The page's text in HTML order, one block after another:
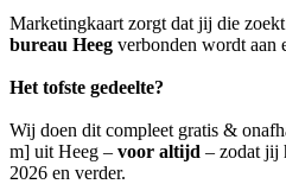
Marketingkaart zorgt dat jij die zoekt
bureau Heeg verbonden wordt aan
Het tofste gedeelte?
Wij doen dit compleet gratis &
m] uit Heeg – voor altijd – zodat jij
2026 en verder.